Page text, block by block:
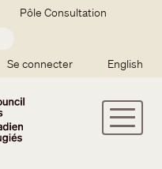
Pôle Consultation
menu
Se connecter English